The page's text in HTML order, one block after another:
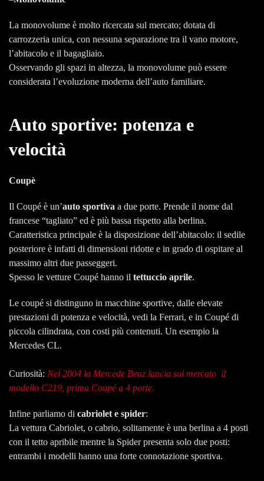
La monovolume è molto ricercata sul mercato; dotata di
carrozzeria unica, con nessuna separazione tra il vano motore,
l’abitacolo e il bagagliaio.
Osservando gli spazi in altezza, la monovolume può essere
considerata l’evoluzione moderna dell’auto familiare.
Auto sportive: potenza e
velocità
Coupè
Il Coupé è un’auto sportiva a due porte. Prende il nome dal
francese “tagliato” ed è più bassa rispetto alla berlina.
Caratteristica principale è la disposizione dell’abitacolo: il sedile
posteriore è infatti di dimensioni ridotte e in grado di ospitare al
massimo altri due passeggeri.
Spesso le vetture Coupé hanno il tettuccio aprile.
Le coupé si distinguno in macchine sportive, dalle elevate
prestazioni di potenza e velocità, vedi la Ferrari, e in Coupé di
piccola cilindrata, con costi più contenuti. Un esempio la
Mercedes CL.
Curiosità: Nel 2004 la Mercede Benz lancia sul mercato il
modello C219, prima Coupé a 4 porte.
Infine parliamo di cabriolet e spider:
La vettura Cabriolet, o cabrio, solitamente è una berlina a 4 posti
con il tetto apribile mentre la Spider presenta solo due posti:
entrambi i modelli hanno una forte connotazione sportiva.